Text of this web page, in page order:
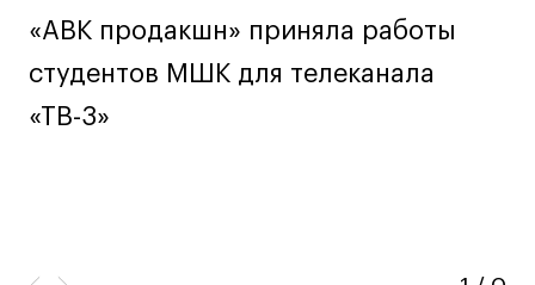
Мода и стиль
Ювелирный дизайн
Сценография
«АВК продакшн» приняла работы
студентов МШК для телеканала
«ТВ-3»